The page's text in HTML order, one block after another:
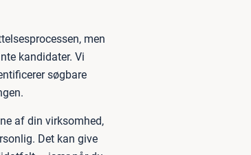
men
kandidater. Vi
søgbare
af din virksomhed,
Det kan give